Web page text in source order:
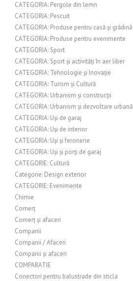
CATEGORIA: Pergole din lemn
CATEGORIA: Pescuit
CATEGORIA: Produse pentru casă și grădină
CATEGORIA: Produse pentru evenimente
CATEGORIA: Sport
CATEGORIA: Sport și activități în aer liber
CATEGORIA: Tehnologie și Inovație
CATEGORIA: Turism și Cultură
CATEGORIA: Urbanism și construcții
CATEGORIA: Urbanism și dezvoltare urbană
CATEGORIA: Uși de garaj
CATEGORIA: Uși de interior
CATEGORIA: Uși și feronerie
CATEGORIA: Uși și porți de garaj
CATEGORIE: Cultură
Categorie: Design exterior
CATEGORIE: Evenimente
Chimie
Comerț
Comerț și afaceri
Companii
Companii / Afaceri
Companii și afaceri
COMPARATIE
Conectori pentru balustrade din sticla